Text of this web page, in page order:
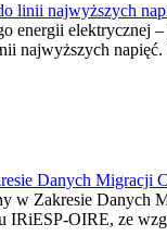
linii najwyższych
energii
Danych Migracji
Zakresie Danych
OIRE, ze